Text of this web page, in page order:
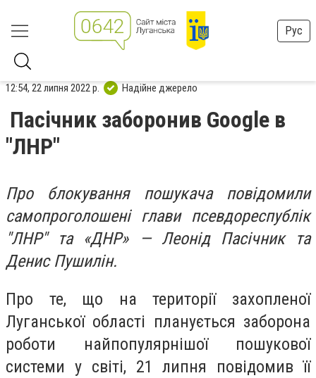
Рус
12:54, 22 липня 2022 р. Надійне джерело
Пасічник заборонив Google в
"ЛНР"
Про блокування пошукача повідомили
самопроголошені глави псевдореспублік
"ЛНР" та «ДНР» — Леонід Пасічник та
Денис Пушилін.
Про те, що на території захопленої
Луганської області планується заборона
роботи найпопулярнішої пошукової
системи у світі, 21 липня повідомив її